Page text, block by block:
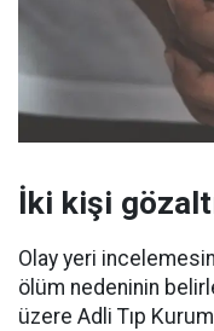
İki kişi
Olay yeri
ölüm nedeninin
üzere Adli Tıp